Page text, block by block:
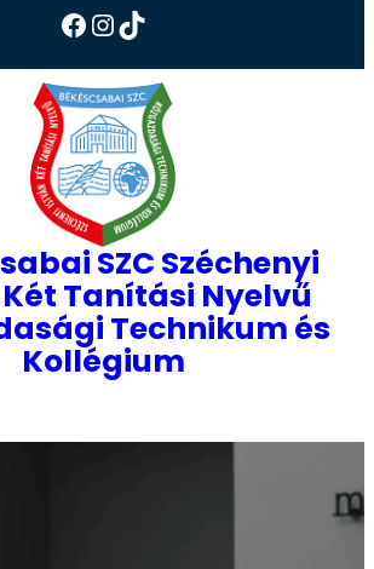
SZC Széchenyi
Tanítási Nyelvű
Technikum és
Kollégium